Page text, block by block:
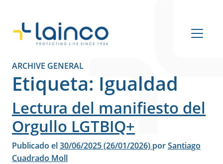
Navegación principal
ARCHIVE GENERAL
Etiqueta: Igualdad
Lectura del manifiesto del
Orgullo LGTBIQ+
Publicado el30/06/2025(26/01/2026) porSantiago
Cuadrado Moll